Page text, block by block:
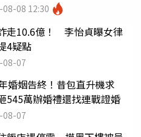
08-08 12:30
走10.6億！ 李怡貞曝女律
4疑點
08-07
婚姻告終！昔包直升機求
萬辦婚禮還找連戰證婚
08-07